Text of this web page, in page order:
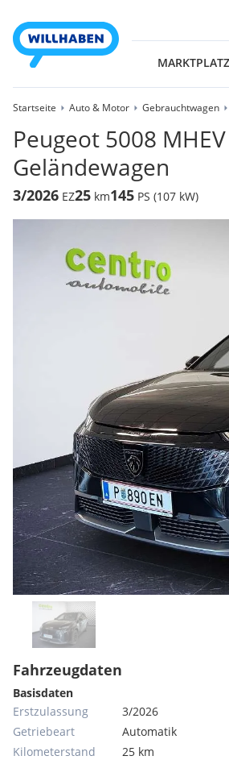
MARKTPLATZ
Startseite Auto & Motor Gebrauchtwagen
Peugeot 5008
Geländewagen
3/2026 EZ25 km145 PS (107 kW)
Fahrzeugdaten
Basisdaten
Erstzulassung
3/2026
Getriebeart
Automatik
Kilometerstand
25 km